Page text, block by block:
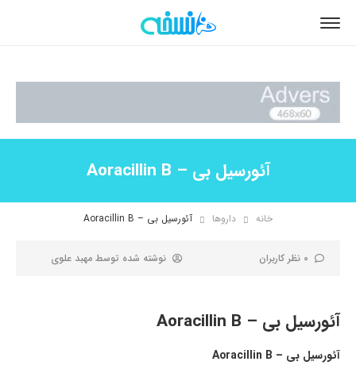
آئورسیل بی – Aoracillin B
خانه داروها آئورسیل بی – Aoracillin B
0 نظر کاربران نوشته شده توسط مهبد علوی
آئورسیل بی – Aoracillin B
آئورسیل بی – Aoracillin B